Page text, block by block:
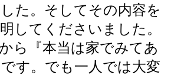
た。そしてその内容を
してくださいました。
ら
『本当は家でみてあ
す。でも一人では大変